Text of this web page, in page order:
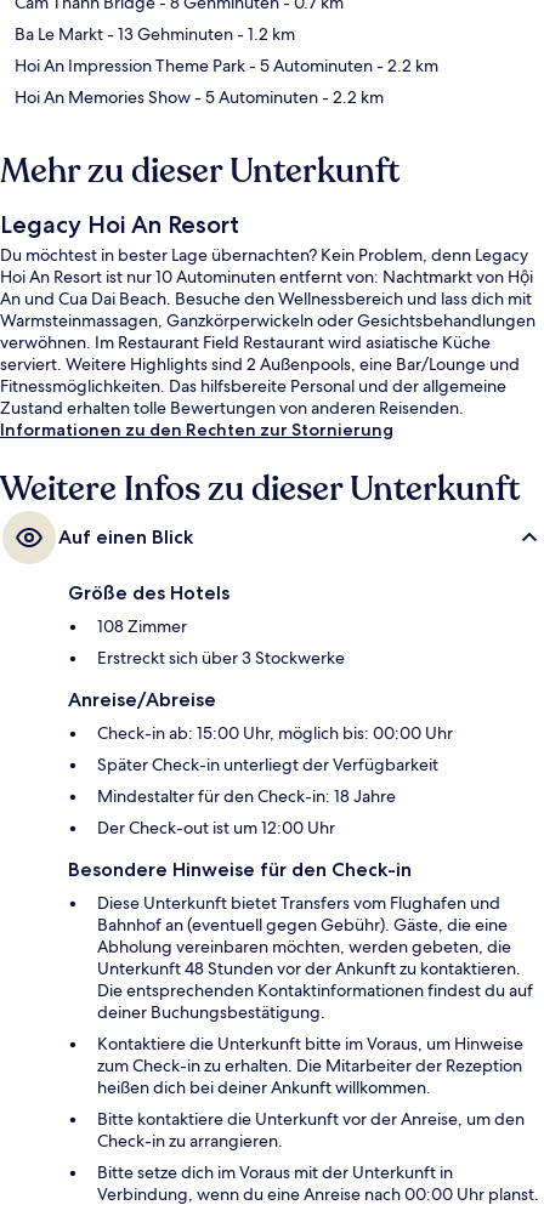
Ba Le Markt- 13 Gehminuten- 1.2 km
Hoi An Impression Theme Park- 5 Autominuten- 2.2 km
Hoi An Memories Show- 5 Autominuten- 2.2 km
Mehr zu dieser Unterkunft
Legacy Hoi An Resort
Du möchtest in bester Lage übernachten? Kein Problem, denn Legacy
Hoi An Resort ist nur 10 Autominuten entfernt von: Nachtmarkt von Hội
An und Cua Dai Beach. Besuche den Wellnessbereich und lass dich mit
Warmsteinmassagen, Ganzkörperwickeln oder Gesichtsbehandlungen
verwöhnen. Im Restaurant Field Restaurant wird asiatische Küche
serviert. Weitere Highlights sind 2 Außenpools, eine Bar/Lounge und
Fitnessmöglichkeiten. Das hilfsbereite Personal und der allgemeine
Zustand erhalten tolle Bewertungen von anderen Reisenden.
Informationen zu den Rechten zur Stornierung
Weitere Infos zu dieser Unterkunft
Auf einen Blick
Größe des Hotels
108 Zimmer
Erstreckt sich über 3 Stockwerke
Anreise/Abreise
Check-in ab: 15:00 Uhr, möglich bis: 00:00 Uhr
Später Check-in unterliegt der Verfügbarkeit
Mindestalter für den Check-in: 18 Jahre
Der Check-out ist um 12:00 Uhr
Besondere Hinweise für den Check-in
Diese Unterkunft bietet Transfers vom Flughafen und
Bahnhof an (eventuell gegen Gebühr). Gäste, die eine
Abholung vereinbaren möchten, werden gebeten, die
Unterkunft 48 Stunden vor der Ankunft zu kontaktieren.
Die entsprechenden Kontaktinformationen findest du auf
deiner Buchungsbestätigung.
Kontaktiere die Unterkunft bitte im Voraus, um Hinweise
zum Check-in zu erhalten. Die Mitarbeiter der Rezeption
heißen dich bei deiner Ankunft willkommen.
Bitte kontaktiere die Unterkunft vor der Anreise, um den
Check-in zu arrangieren.
Bitte setze dich im Voraus mit der Unterkunft in
Verbindung, wenn du eine Anreise nach 00:00 Uhr planst.